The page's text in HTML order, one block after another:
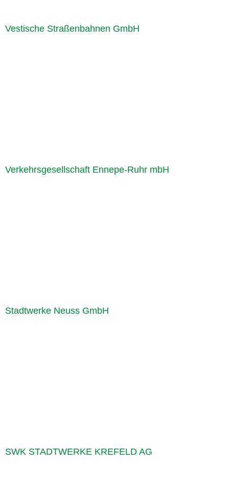
Vestische Straßenbahnen GmbH
Verkehrsgesellschaft Ennepe-Ruhr mbH
Stadtwerke Neuss GmbH
SWK STADTWERKE KREFELD AG